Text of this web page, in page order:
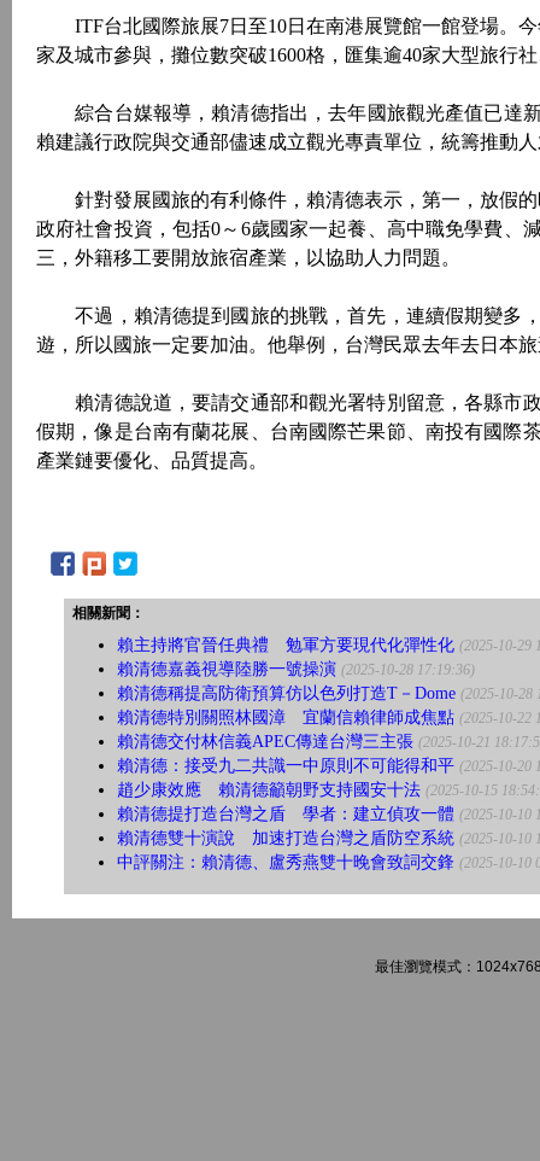
ITF台北國際旅展7日至10日在南港展覽館一館登場。今
家及城市參與，攤位數突破1600格，匯集逾40家大型旅行
綜合台媒報導，賴清德指出，去年國旅觀光產值已達新
賴建議行政院與交通部儘速成立觀光專責單位，統籌推動
針對發展國旅的有利條件，賴清德表示，第一，放假
政府社會投資，包括0～6歲國家一起養、高中職免學費、
三，外籍移工要開放旅宿產業，以協助人力問題。
不過，賴清德提到國旅的挑戰，首先，連續假期變多
遊，所以國旅一定要加油。他舉例，台灣民眾去年去日本
賴清德說道，要請交通部和觀光署特別留意，各縣市
假期，像是台南有蘭花展、台南國際芒果節、南投有國際
產業鏈要優化、品質提高。
相關新聞：
賴主持將官晉任典禮 勉軍方要現代化彈性化 (2025-10-29
賴清德嘉義視導陸勝一號操演 (2025-10-28 17:19:36)
賴清德稱提高防衛預算仿以色列打造T－Dome (2025-10-28
賴清德特別關照林國漳 宜蘭信賴律師成焦點 (2025-10-22
賴清德交付林信義APEC傳達台灣三主張 (2025-10-21
賴清德：接受九二共識一中原則不可能得和平 (2025-10-20
趙少康效應 賴清德籲朝野支持國安十法 (2025-10-15
賴清德提打造台灣之盾 學者：建立偵攻一體 (2025-10-10
賴清德雙十演說 加速打造台灣之盾防空系統 (2025-10-10
中評關注：賴清德、盧秀燕雙十晚會致詞交鋒 (2025-10-10
最佳瀏覽模式：